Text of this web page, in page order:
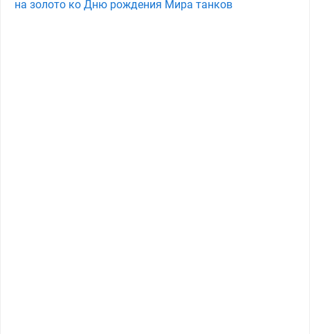
на золото ко Дню рождения Мира танков